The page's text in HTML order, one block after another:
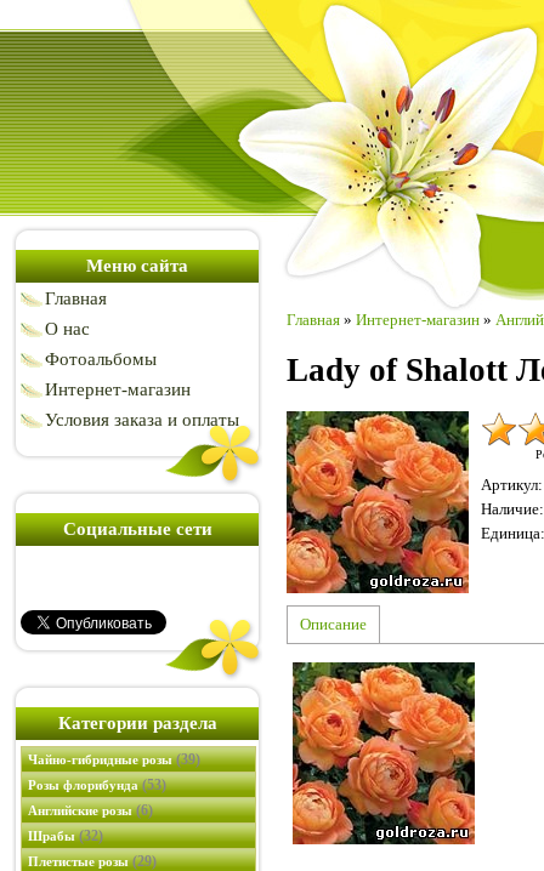
Меню сайта
Главная
О нас
Фотоальбомы
Интернет-магазин
Условия заказа и оплаты
Социальные сети
Категории раздела
Чайно-гибридные розы(39)
Розы флорибунда(53)
Английские розы(6)
Шрабы(32)
Плетистые розы(29)
Главная » Интернет-магазин »
Lady of Shalott
Артикул:
Наличие:
Единица:
Описание